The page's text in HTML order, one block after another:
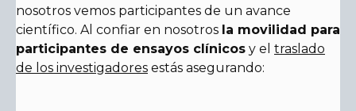
nosotros vemos participantes de un avance
científico. Al confiar en nosotros la movilidad para
participantes de ensayos clínicos y el traslado
de los investigadores estás asegurando: